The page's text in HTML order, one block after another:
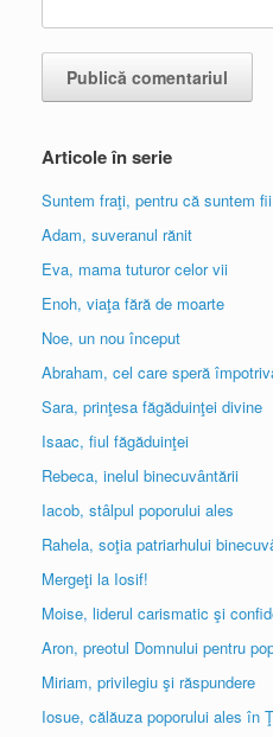
Articole în serie
Suntem fraţi, pentru că suntem fii
Adam, suveranul rănit
Eva, mama tuturor celor vii
Enoh, viaţa fără de moarte
Noe, un nou început
Abraham, cel care speră
Sara, prinţesa făgăduinţei divine
Isaac, fiul făgăduinţei
Rebeca, inelul binecuvântării
Iacob, stâlpul poporului ales
Rahela, soţia patriarhului
Mergeţi la Iosif!
Moise, liderul carismatic şi
Aron, preotul Domnului pentru
Miriam, privilegiu şi răspundere
Iosue, călăuza poporului ales în